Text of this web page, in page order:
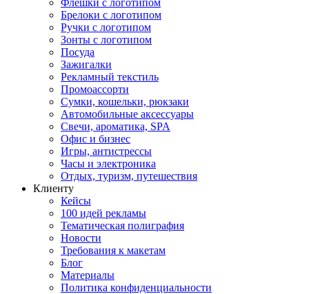
Флешки с логотипом
Брелоки с логотипом
Ручки с логотипом
Зонты с логотипом
Посуда
Зажигалки
Рекламный текстиль
Промоассорти
Сумки, кошельки, рюкзаки
Автомобильные аксессуары
Свечи, ароматика, SPA
Офис и бизнес
Игры, антистрессы
Часы и электроника
Отдых, туризм, путешествия
Клиенту
Кейсы
100 идей рекламы
Тематическая полиграфия
Новости
Требования к макетам
Блог
Материалы
Политика конфиденциальности